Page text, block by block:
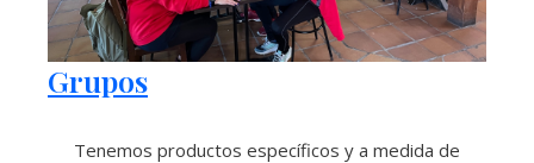
Grupos
Tenemos productos específicos y a medida de